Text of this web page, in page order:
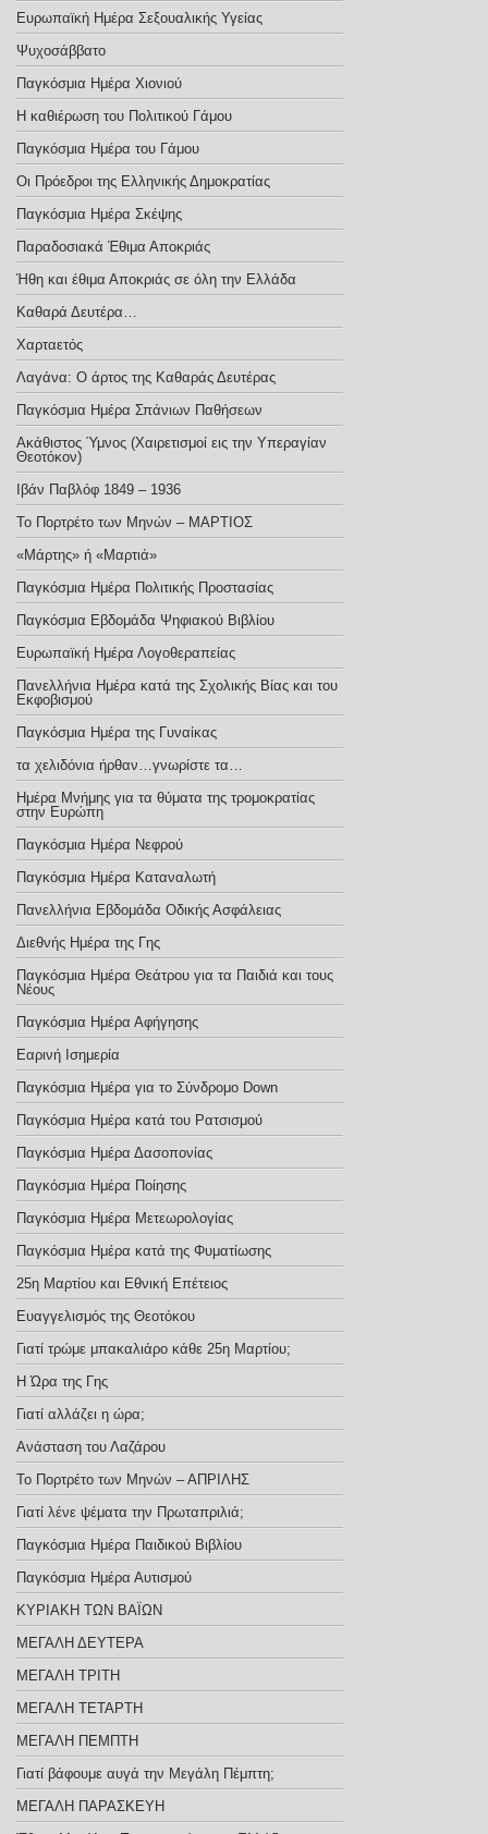
Ευρωπαϊκή Ημέρα Σεξoυαλικής Υγείας
Ψυχοσάββατο
Παγκόσμια Ημέρα Χιονιού
Η καθιέρωση του Πολιτικού Γάμου
Παγκόσμια Ημέρα του Γάμου
Οι Πρόεδροι της Ελληνικής Δημοκρατίας
Παγκόσμια Ημέρα Σκέψης
Παραδοσιακά Έθιμα Αποκριάς
Ήθη και έθιμα Αποκριάς σε όλη την Ελλάδα
Καθαρά Δευτέρα…
Χαρταετός
Λαγάνα: Ο άρτος της Καθαράς Δευτέρας
Παγκόσμια Ημέρα Σπάνιων Παθήσεων
Ακάθιστος Ύμνος (Χαιρετισμοί εις την Υπεραγίαν
Θεοτόκον)
Ιβάν Παβλόφ 1849 – 1936
Το Πορτρέτο των Μηνών – ΜΑΡΤΙΟΣ
«Μάρτης» ή «Μαρτιά»
Παγκόσμια Ημέρα Πολιτικής Προστασίας
Παγκόσμια Εβδομάδα Ψηφιακού Βιβλίου
Ευρωπαϊκή Ημέρα Λογοθεραπείας
Πανελλήνια Ημέρα κατά της Σχολικής Βίας και του
Εκφοβισμού
Παγκόσμια Ημέρα της Γυναίκας
τα χελιδόνια ήρθαν…γνωρίστε τα…
Ημέρα Μνήμης για τα θύματα της τρομοκρατίας
στην Ευρώπη
Παγκόσμια Ημέρα Νεφρού
Παγκόσμια Ημέρα Καταναλωτή
Πανελλήνια Εβδομάδα Οδικής Ασφάλειας
Διεθνής Ημέρα της Γης
Παγκόσμια Ημέρα Θεάτρου για τα Παιδιά και τους
Νέους
Παγκόσμια Ημέρα Αφήγησης
Εαρινή Ισημερία
Παγκόσμια Ημέρα για το Σύνδρομο Down
Παγκόσμια Ημέρα κατά του Ρατσισμού
Παγκόσμια Ημέρα Δασοπονίας
Παγκόσμια Ημέρα Ποίησης
Παγκόσμια Ημέρα Μετεωρολογίας
Παγκόσμια Ημέρα κατά της Φυματίωσης
25η Μαρτίου και Εθνική Επέτειος
Ευαγγελισμός της Θεοτόκου
Γιατί τρώμε μπακαλιάρο κάθε 25η Μαρτίου;
Η Ώρα της Γης
Γιατί αλλάζει η ώρα;
Ανάσταση του Λαζάρου
Το Πορτρέτο των Μηνών – ΑΠΡΙΛΗΣ
Γιατί λένε ψέματα την Πρωταπριλιά;
Παγκόσμια Ημέρα Παιδικού Βιβλίου
Παγκόσμια Ημέρα Αυτισμού
ΚΥΡΙΑΚΗ ΤΩΝ ΒΑΪΩΝ
ΜΕΓΑΛΗ ΔΕΥΤΕΡΑ
ΜΕΓΑΛΗ ΤΡΙΤΗ
ΜΕΓΑΛΗ ΤΕΤΑΡΤΗ
ΜΕΓΑΛΗ ΠΕΜΠΤΗ
Γιατί βάφουμε αυγά την Μεγάλη Πέμπτη;
ΜΕΓΑΛΗ ΠΑΡΑΣΚΕΥΗ